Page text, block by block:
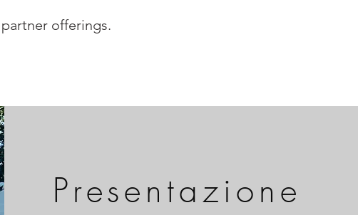
offerings.
Presentazione